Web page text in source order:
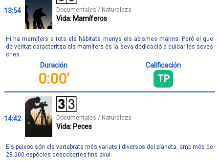
13:54 Documentales / Naturaleza
Vida: Mamíferos
Hi ha mamífers a tots els hàbitats menys els abismes marins. Però el que
de veritat caracteritza els mamífers és la seva dedicació a cuidar les seves
cries.
Duración
0:00'
Calificación
TP
14:42 Documentales / Naturaleza
Vida: Peces
Els peixos són els vertebrats més variats i diversos del planeta, amb més de
28.000 espècies descobertes fins avui.